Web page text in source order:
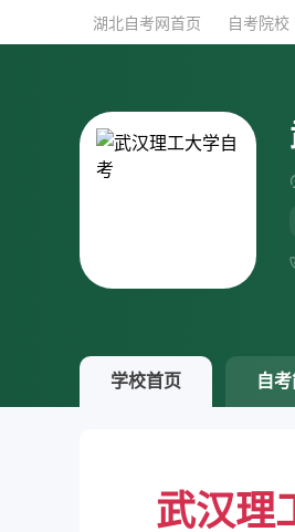
湖北自考网首页 自考院校
学校首页 自
武汉理